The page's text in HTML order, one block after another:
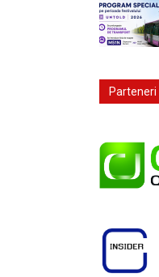
Parteneri